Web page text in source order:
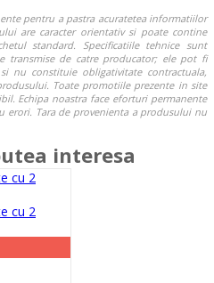
pentru a pastra acuratetea informatiilor
are caracter orientativ si poate contine
standard. Specificatiile tehnice sunt
transmise de catre producator; ele pot fi
nu constituie obligativitate contractuala,
Toate promotiile prezente in site
Echipa noastra face eforturi permanente
erori. Tara de provenienta a produsului nu
interesa